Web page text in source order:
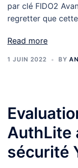
par clé FIDO2
regretter que
Read more
1 JUIN 2022 BY
AuthLite
sécurité